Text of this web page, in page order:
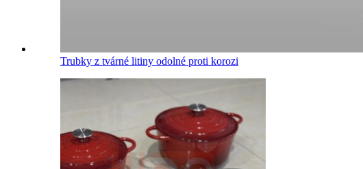
Trubky z tvárné litiny odolné proti korozi